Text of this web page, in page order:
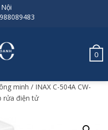
0
minh / INAX C-504A CW-
rửa điện tử